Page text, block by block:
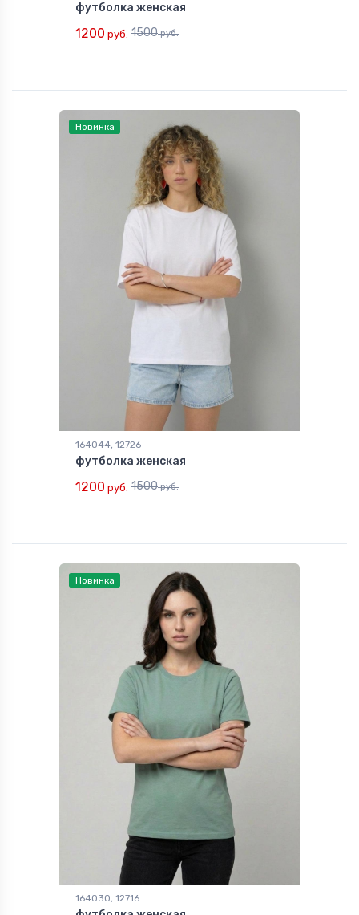
футболка женская
1200 руб. 1500руб.
Новинка
164044, 12726
футболка женская
1200 руб. 1500руб.
Новинка
164030, 12716